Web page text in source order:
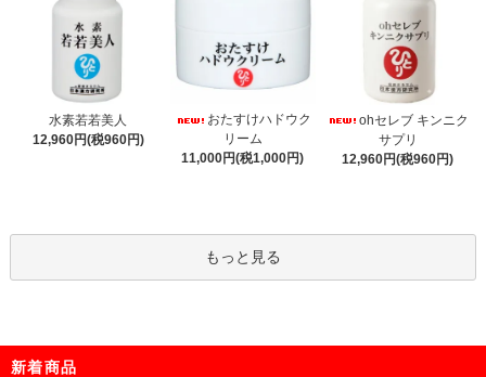
水素若若美人
12,960円(税960円)
おたすけハドウク
リーム
11,000円(税1,000円)
ohセレブ キンニク
サプリ
12,960円(税960円)
もっと見る
新着商品